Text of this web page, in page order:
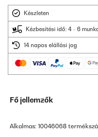
Készleten
Kézbesítési idő: 4 - 6
14 napos elállási jog
Fő jellemzők
Alkalmas: 10046068